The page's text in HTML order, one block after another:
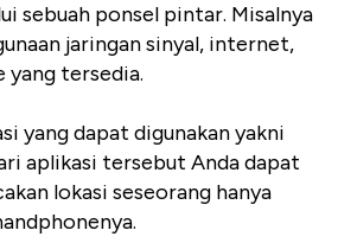
sebuah ponsel pintar. Misalnya
jaringan sinyal, internet,
yang tersedia.
yang dapat digunakan yakni
aplikasi tersebut Anda dapat
lokasi seseorang hanya